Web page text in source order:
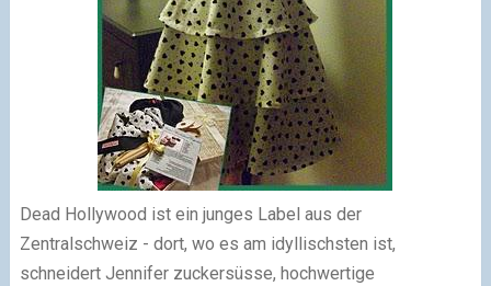
Dead Hollywood ist ein junges Label aus der
Zentralschweiz - dort, wo es am idyllischsten ist,
schneidert Jennifer zuckersüsse, hochwertige